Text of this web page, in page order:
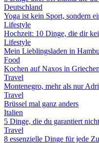
Deutschland
Yoga ist kein Sport, sondern
Lifestyle
Hochzeit: 10 Dinge, die dir
Lifestyle
Mein Lieblingsladen in
Food
Kochen auf Naxos in
Travel
Montenegro, mehr als nur
Travel
Brüssel mal ganz anders
Italien
5 Dinge, die du garantiert
Travel
8 essenzielle Dinge für jede